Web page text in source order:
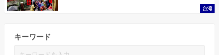
台湾
キーワード